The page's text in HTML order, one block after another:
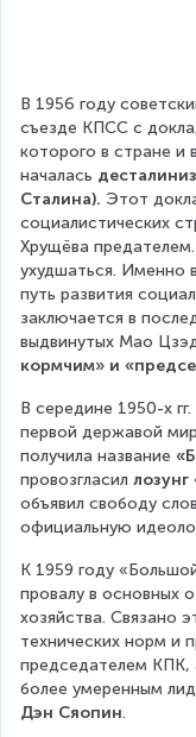
В 1956 году
съезде КПСС с
которого в стране и
началась
Сталина). Этот
социалистических
Хрущёва
ухудшаться. Именно
путь развития
заключается в
выдвинутых Мао
кормчим» и
В середине 1950-х
первой державой
получила название
провозгласил
объявил свободу
официальную
К 1959 году
провалу в основных
хозяйства. Связано
технических норм и
председателем КПК,
более умеренным
Дэн Сяопин.